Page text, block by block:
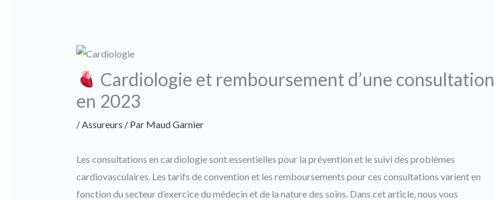
Cardiologie et remboursement d’une consultation
en 2023
/Assureurs / Par Maud Garnier
Les consultations en cardiologie sont essentielles pour la prévention et le suivi des problèmes
cardiovasculaires. Les tarifs de convention et les remboursements pour ces consultations varient en
fonction du secteur d’exercice du médecin et de la nature des soins. Dans cet article, nous vous